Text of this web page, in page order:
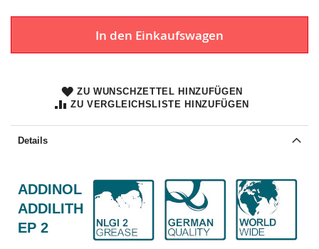
In den Einkaufswagen
ZU WUNSCHZETTEL HINZUFÜGEN
ZU VERGLEICHSLISTE HINZUFÜGEN
Details
ADDINOL
ADDILITH
EP 2